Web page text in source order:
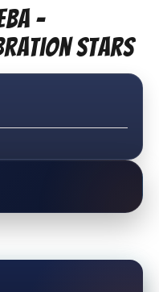
–
Stars